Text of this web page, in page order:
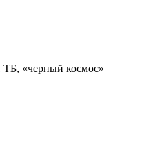
«черный космос»